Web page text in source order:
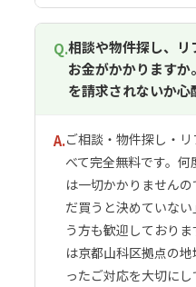
Q.相談や物件探し、
お金がかかります
を請求されないか心
A.ご相談・物件探し・
べて完全無料です。
は一切かかりません
だ買うと決めていな
う方も歓迎しており
は京都山科区拠点の
ったご対応を大切に